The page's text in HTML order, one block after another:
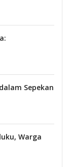
Sepekan
Warga